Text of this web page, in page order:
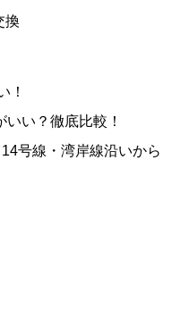
換
！
い？徹底比較！
号線・湾岸線沿いから